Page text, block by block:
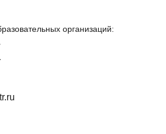
организаций: